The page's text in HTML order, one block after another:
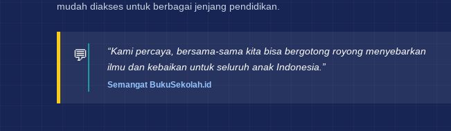
mudah diakses untuk berbagai jenjang pendidikan.
💬
“Kami percaya, bersama-sama kita bisa bergotong royong menyebarkan
ilmu dan kebaikan untuk seluruh anak Indonesia.”
Semangat BukuSekolah.id